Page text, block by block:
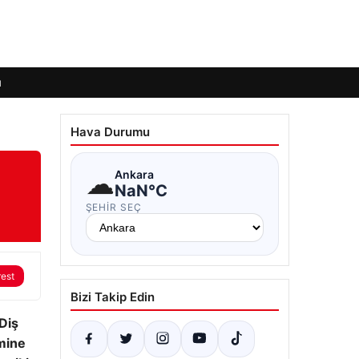
Hava Durumu
☁Ankara
NaN°C
ŞEHIR SEÇ
Bizi Takip Edin